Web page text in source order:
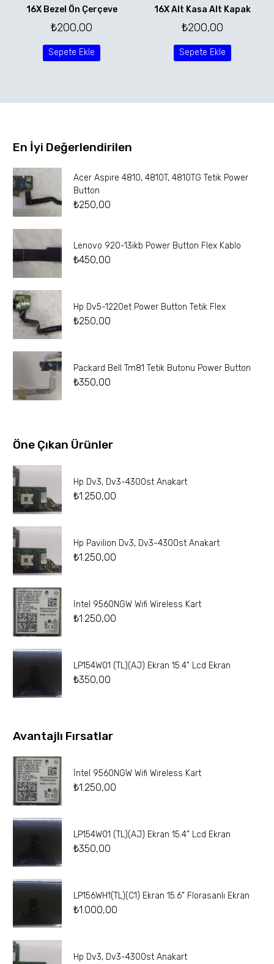
16X Bezel Ön Çerçeve
₺200,00
Sepete Ekle
16X Alt Kasa Alt Kapak
₺200,00
Sepete Ekle
En İyi Değerlendirilen
Acer Aspire 4810, 4810T, 4810TG Tetik Power
Button
₺250,00
Lenovo 920-13ikb Power Button Flex Kablo
₺450,00
Hp Dv5-1220et Power Button Tetik Flex
₺250,00
Packard Bell Tm81 Tetik Butonu Power Button
₺350,00
Öne Çıkan Ürünler
Hp Dv3, Dv3-4300st Anakart
₺1.250,00
Hp Pavilion Dv3, Dv3-4300st Anakart
₺1.250,00
İntel 9560NGW Wifi Wireless Kart
₺1.250,00
LP154W01 (TL)(AJ) Ekran 15.4” Lcd Ekran
₺350,00
Avantajlı Fırsatlar
İntel 9560NGW Wifi Wireless Kart
₺1.250,00
LP154W01 (TL)(AJ) Ekran 15.4” Lcd Ekran
₺350,00
LP156WH1(TL)(C1) Ekran 15.6” Florasanlı Ekran
₺1.000,00
Hp Dv3, Dv3-4300st Anakart